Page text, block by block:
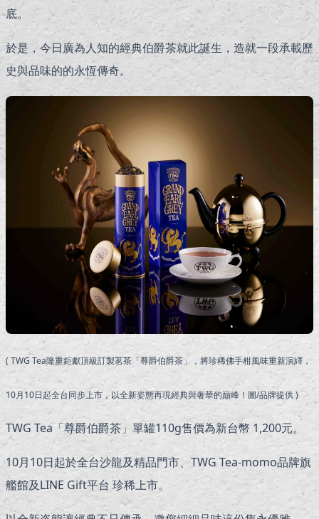
底。
於是，今日廣為人知的經典伯爵茶就此誕生，造就一段承載歷
史與品味的的永恆傳奇。
( TWG Tea隆重鉅獻頂級訂製茗茶「尊爵伯爵茶」，將珍稀佛手柑風味重新演繹，
10月10日起全台同步上市，以全新姿態再現經典與奢華的巔峰！圖/品牌提供 )
TWG Tea「尊爵伯爵茶」單罐110g售價為新台幣 1,200元。
10月10日起於全台沙龍及精品門市、TWG Tea-momo品牌旗
艦館及LINE Gift平台 珍稀上市。